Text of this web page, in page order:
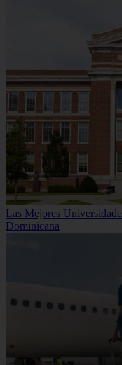
Las Mejores
Dominicana